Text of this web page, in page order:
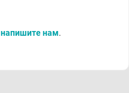
напишите нам.